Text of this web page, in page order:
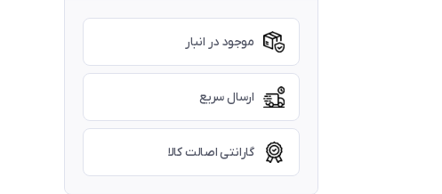
موجود در انبار
ارسال سریع
گارانتی اصالت کالا